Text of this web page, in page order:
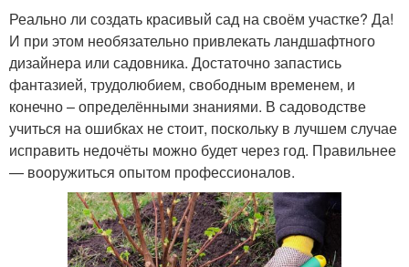
Реально ли создать красивый сад на своём участке? Да!
И при этом необязательно привлекать ландшафтного
дизайнера или садовника. Достаточно запастись
фантазией, трудолюбием, свободным временем, и
конечно – определёнными знаниями. В садоводстве
учиться на ошибках не стоит, поскольку в лучшем случае
исправить недочёты можно будет через год. Правильнее
— вооружиться опытом профессионалов.